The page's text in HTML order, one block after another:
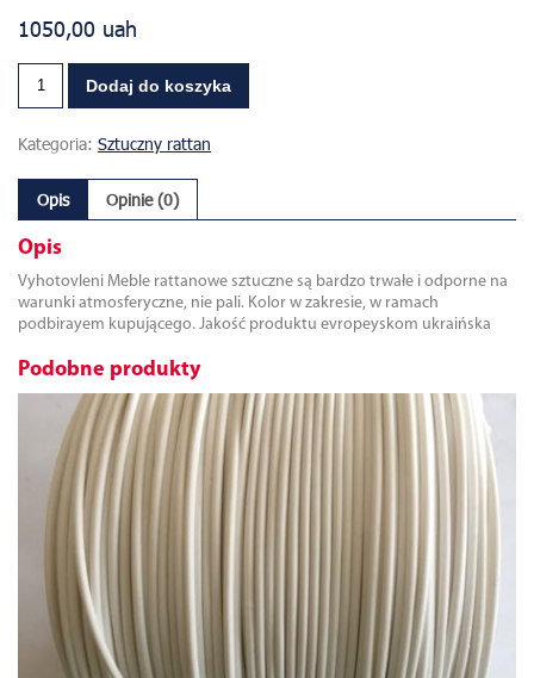
1050,00 uah
Dodaj do koszyka
Kategoria: Sztuczny rattan
Opis Opinie (0)
Opis
Vyhotovleni Meble rattanowe sztuczne są bardzo trwałe i odporne na
warunki atmosferyczne, nie pali. Kolor w zakresie, w ramach
podbirayem kupującego. Jakość produktu evropeyskom ukraińska
Podobne produkty